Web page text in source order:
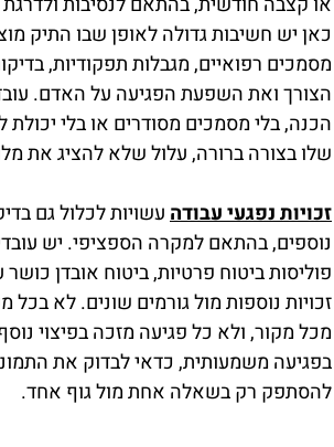
כאן יש חשיבות גדולה לאופן שבו התיק
מסמכים רפואיים, מגבלות תפקודיות,
הצורך ואת השפעת הפגיעה על האדם.
הכנה, בלי מסמכים מסודרים או בלי
שלו בצורה ברורה, עלול שלא להציג את
זכויות נפגעי עבודהעשויות לכלול גם
נוספים, בהתאם למקרה הספציפי. יש
פוליסות ביטוח פרטיות, ביטוח אובדן
זכויות נוספות מול גורמים שונים. לא
מכל מקור, ולא כל פגיעה מזכה בפיצוי
בפגיעה משמעותית, כדאי לבדוק את
להסתפק רק בשאלה אחת מול גוף אחד.